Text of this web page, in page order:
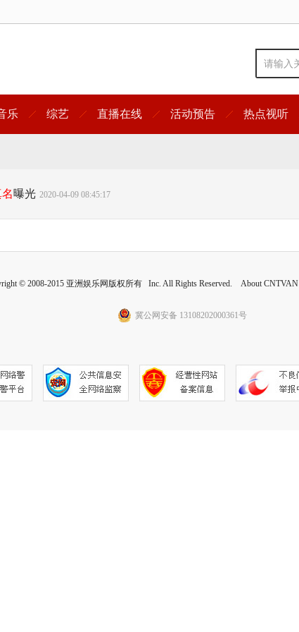
乐 综艺 直播在线 活动预告 热点视听
曝光 2020-04-09 08:45:17
© 2008-2015 亚洲娱乐网版权所有 Inc. All Rights Reserved. About CNTVAN
冀公网安备 13108202000361号